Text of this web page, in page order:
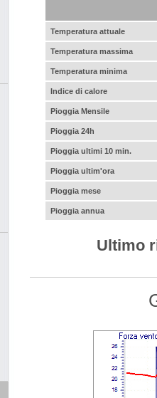
Temperatura attuale
Temperatura massima
Temperatura minima
Indice di calore
Pioggia Mensile
Pioggia 24h
Pioggia ultimi 10 min.
Pioggia ultim'ora
Pioggia mese
Pioggia annua
Ultimo